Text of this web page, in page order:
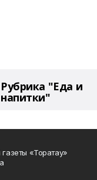
Рубрика "Еда и
напитки"
«Торатау»